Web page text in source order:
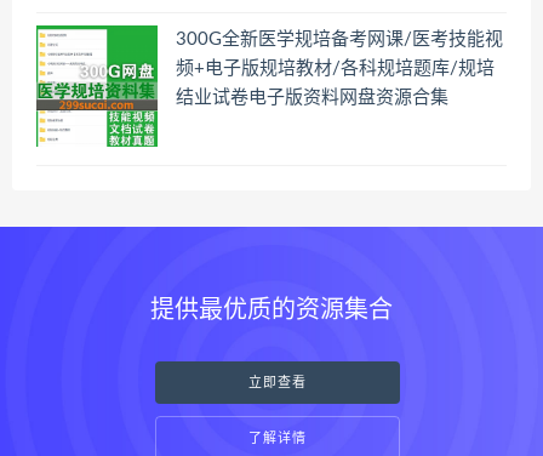
300G全新医学规培备考网课/医考技能视
频+电子版规培教材/各科规培题库/规培
结业试卷电子版资料网盘资源合集
提供最优质的资源集合
立即查看
了解详情